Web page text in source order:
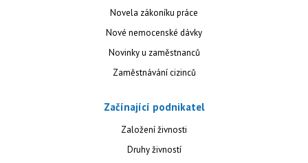
Novela zákoníku práce
Nové nemocenské dávky
Novinky u zaměstnanců
Zaměstnávání cizinců
Začínající podnikatel
Založení živnosti
Druhy živností